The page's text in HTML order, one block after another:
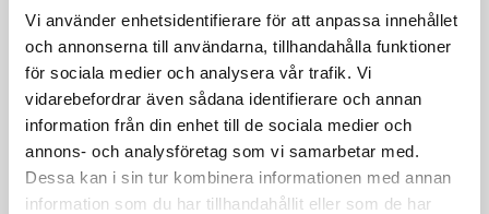
Vi använder enhetsidentifierare för att anpassa innehållet
och annonserna till användarna, tillhandahålla funktioner
för sociala medier och analysera vår trafik. Vi
vidarebefordrar även sådana identifierare och annan
information från din enhet till de sociala medier och
annons- och analysföretag som vi samarbetar med.
Dessa kan i sin tur kombinera informationen med annan
information som du har tillhandahållit eller som de har